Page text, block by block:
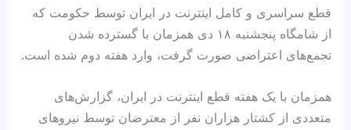
قطع سراسری و کامل اینترنت در ایران توسط حکومت که
از شامگاه پنجشنبه ۱۸ دی همزمان با گسترده شدن
تجمع‌های اعتراضی صورت گرفت، وارد هفته دوم شده است.
همزمان با یک هفته قطع اینترنت در ایران، گزارش‌های
متعددی از کشتار هزاران نفر از معترضان توسط نیروهای